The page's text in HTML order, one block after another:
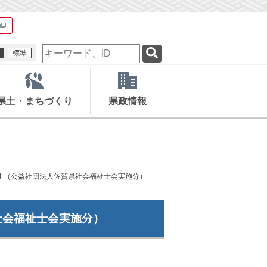
検
索
ー
ー
ド
土・まちづくり 県政情報
公益社団法人佐賀県社会福祉士会実施分）
福祉士会実施分）